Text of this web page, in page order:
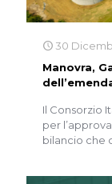
30
Manovra,
Il Consorzio
per
bilancio che